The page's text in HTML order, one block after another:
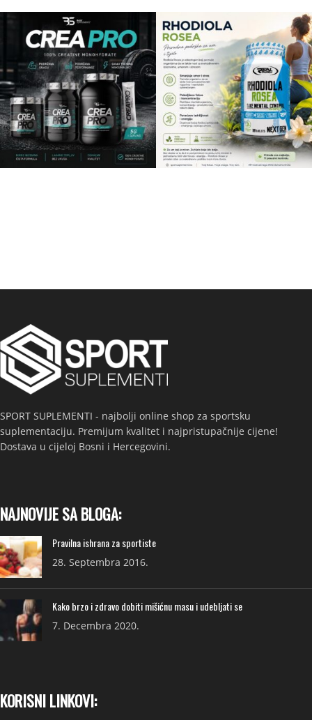
SPORT SUPLEMENTI - najbolji online shop za sportsku
suplementaciju. Premijum kvalitet i najpristupačnije cijene!
Dostava u cijeloj Bosni i Hercegovini.
NAJNOVIJE SA BLOGA:
Pravilna ishrana za sportiste
28. Septembra 2016.
Kako brzo i zdravo dobiti mišićnu masu i udebljati se
7. Decembra 2020.
KORISNI LINKOVI: